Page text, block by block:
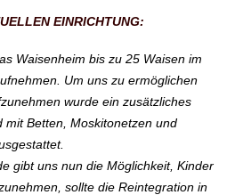
EINRICHTUNG:
Waisenheim bis zu 25 Waisen im
Um uns zu ermöglichen
wurde ein zusätzliches
mit Betten, Moskitonetzen und
gibt uns nun die Möglichkeit, Kinder
sollte die Reintegration in